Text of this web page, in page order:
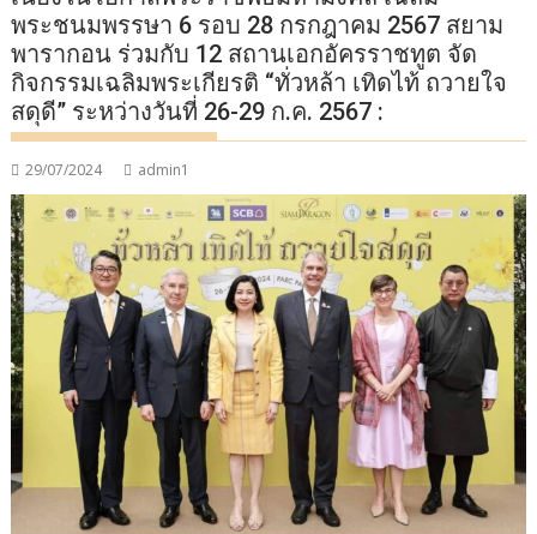
พระชนมพรรษา 6 รอบ 28 กรกฎาคม 2567 สยาม
พารากอน ร่วมกับ 12 สถานเอกอัครราชทูต จัด
กิจกรรมเฉลิมพระเกียรติ “ทั่วหล้า เทิดไท้ ถวายใจ
สดุดี” ระหว่างวันที่ 26-29 ก.ค. 2567 :
29/07/2024 admin1